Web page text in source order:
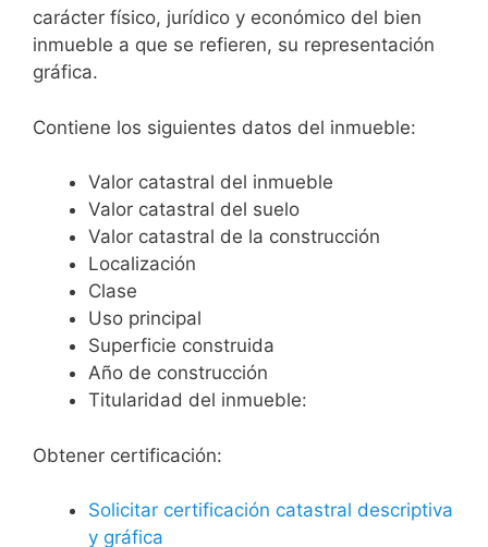
carácter físico, jurídico y económico del bien
inmueble a que se refieren, su representación
gráfica.
Contiene los siguientes datos del inmueble:
Valor catastral del inmueble
Valor catastral del suelo
Valor catastral de la construcción
Localización
Clase
Uso principal
Superficie construida
Año de construcción
Titularidad del inmueble:
Obtener certificación:
Solicitar certificación catastral descriptiva
y gráfica